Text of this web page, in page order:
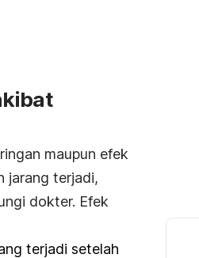
maupun efek
jarang terjadi,
dokter. Efek
terjadi setelah